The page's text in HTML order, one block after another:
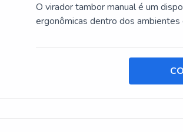
O virador tambor manual é um
ergonômicas dentro dos ambientes